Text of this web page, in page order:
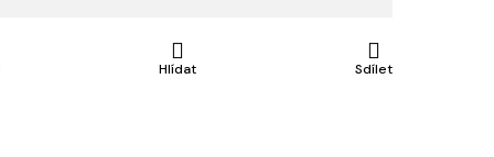
Hlídat Sdílet